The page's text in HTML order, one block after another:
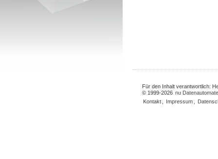
Für den Inhalt verantwortlich:
© 1999-2026 nu
Kontakt
Impressum